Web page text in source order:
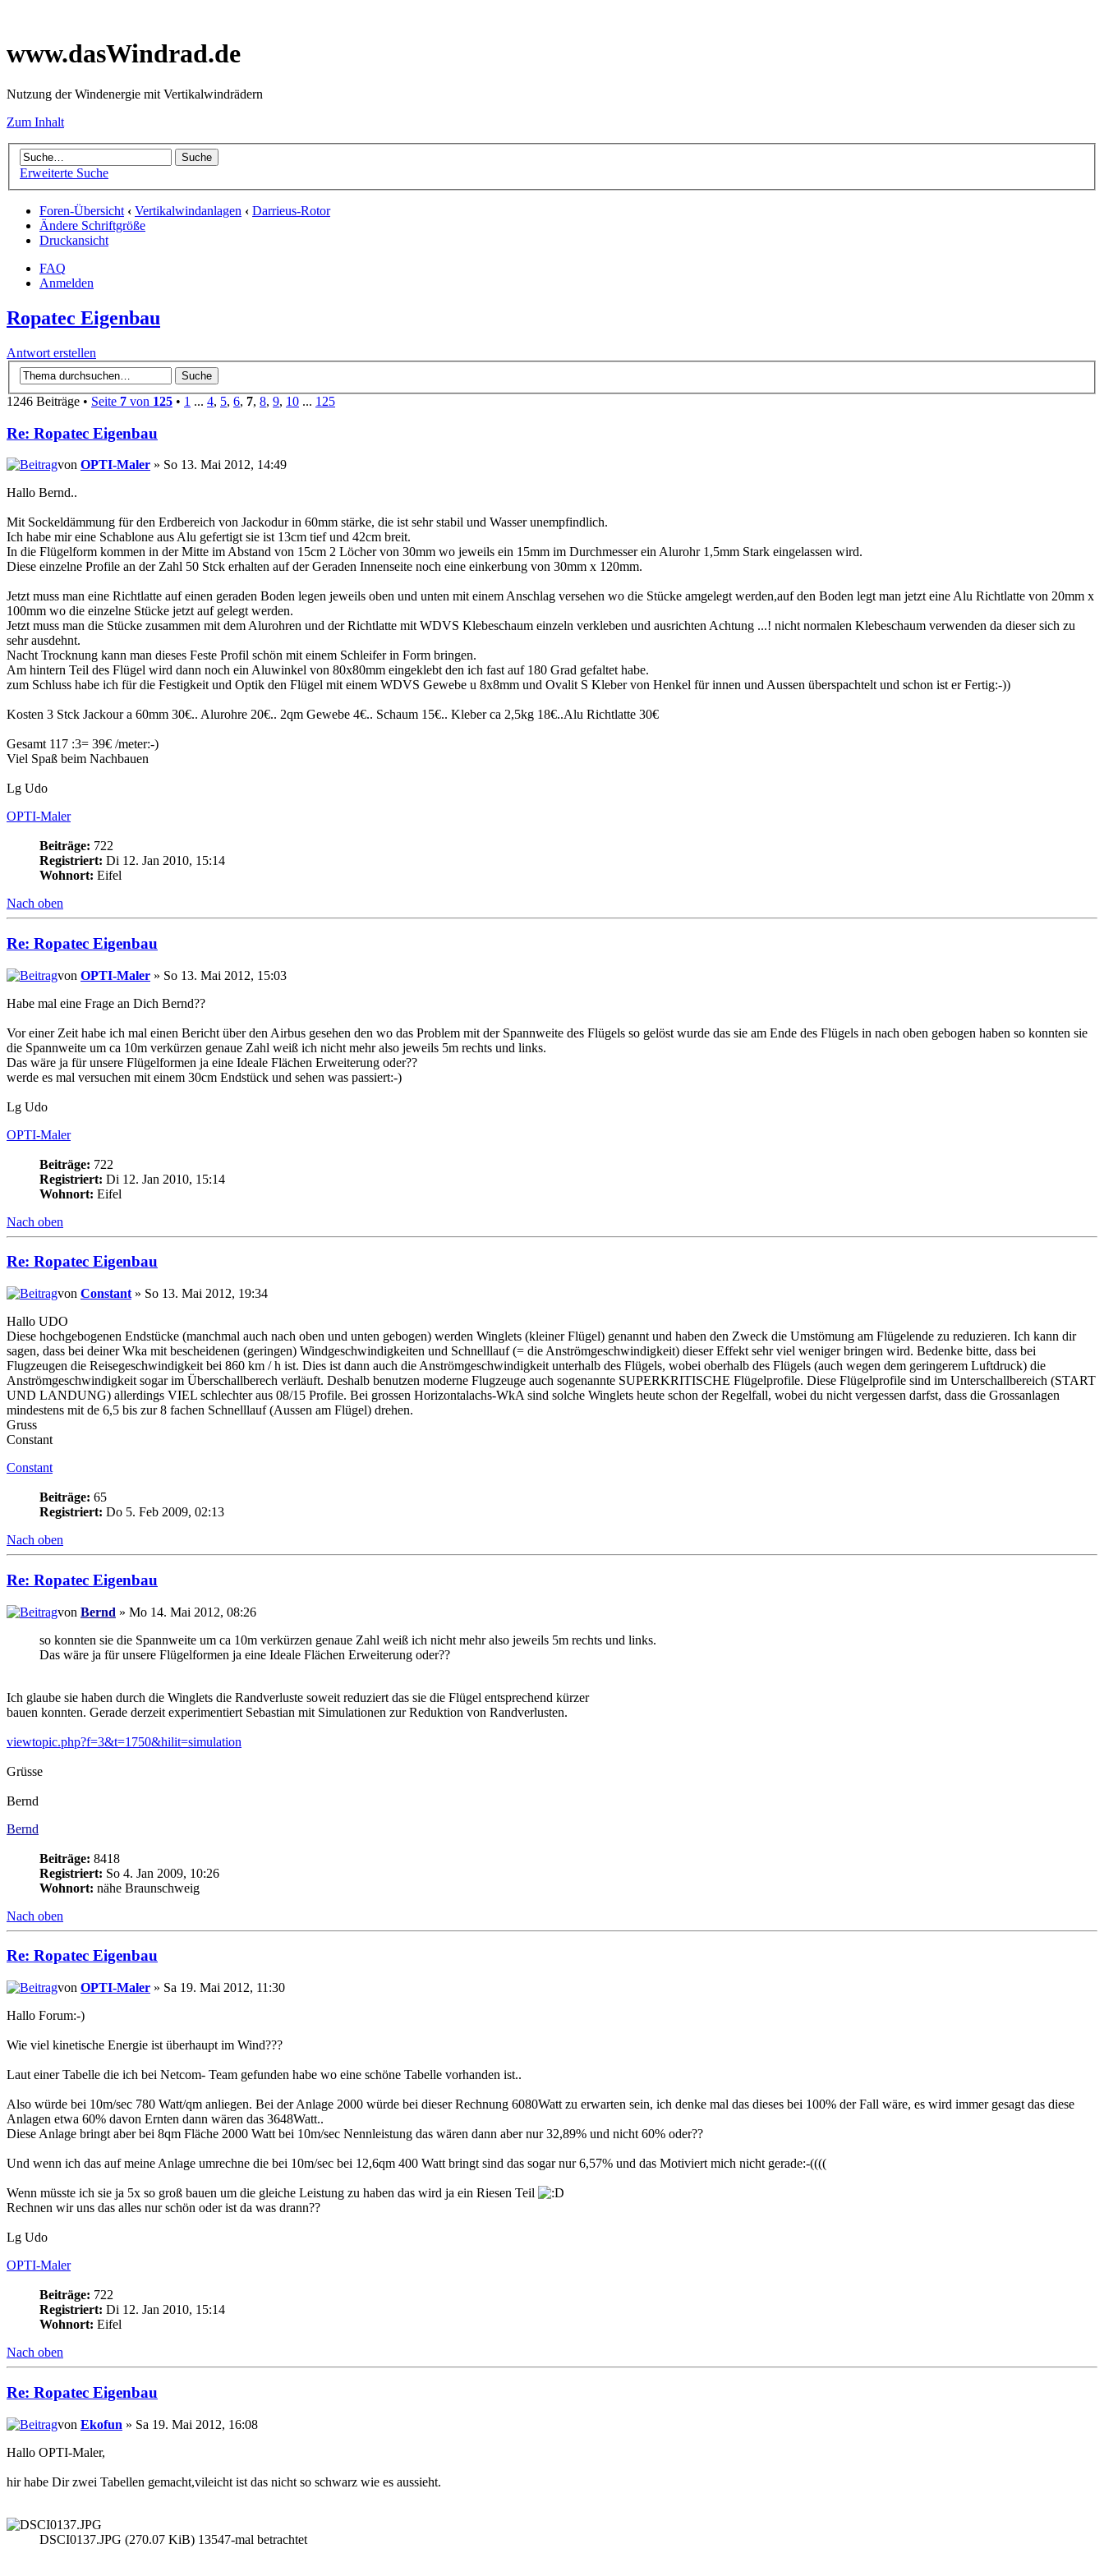
www.dasWindrad.de
Nutzung der Windenergie mit Vertikalwindrädern
Zum Inhalt
Erweiterte Suche
Foren-Übersicht ‹ Vertikalwindanlagen ‹ Darrieus-Rotor
Ändere Schriftgröße
Druckansicht
FAQ
Anmelden
Ropatec Eigenbau
Antwort erstellen
1246 Beiträge • Seite 7 von 125 • 1 ... 4, 5, 6, 7, 8, 9, 10 ... 125
Re: Ropatec Eigenbau
von OPTI-Maler » So 13. Mai 2012, 14:49
Hallo Bernd..
Mit Sockeldämmung für den Erdbereich von Jackodur in 60mm stärke, die ist sehr stabil und Wasser unempfindlich.
Ich habe mir eine Schablone aus Alu gefertigt sie ist 13cm tief und 42cm breit.
In die Flügelform kommen in der Mitte im Abstand von 15cm 2 Löcher von 30mm wo jeweils ein 15mm im Durchmesser ein Alurohr 1,5mm Stark eingelassen wird.
Diese einzelne Profile an der Zahl 50 Stck erhalten auf der Geraden Innenseite noch eine einkerbung von 30mm x 120mm.
Jetzt muss man eine Richtlatte auf einen geraden Boden legen jeweils oben und unten mit einem Anschlag versehen wo die Stücke amgelegt werden,auf den Boden legt man jetzt eine Alu Richtlatte von 20mm x
100mm wo die einzelne Stücke jetzt auf gelegt werden.
Jetzt muss man die Stücke zusammen mit dem Alurohren und der Richtlatte mit WDVS Klebeschaum einzeln verkleben und ausrichten Achtung ...! nicht normalen Klebeschaum verwenden da dieser sich zu
sehr ausdehnt.
Nacht Trocknung kann man dieses Feste Profil schön mit einem Schleifer in Form bringen.
Am hintern Teil des Flügel wird dann noch ein Aluwinkel von 80x80mm eingeklebt den ich fast auf 180 Grad gefaltet habe.
zum Schluss habe ich für die Festigkeit und Optik den Flügel mit einem WDVS Gewebe u 8x8mm und Ovalit S Kleber von Henkel für innen und Aussen überspachtelt und schon ist er Fertig:-))
Kosten 3 Stck Jackour a 60mm 30€.. Alurohre 20€.. 2qm Gewebe 4€.. Schaum 15€.. Kleber ca 2,5kg 18€..Alu Richtlatte 30€
Gesamt 117 :3= 39€ /meter:-)
Viel Spaß beim Nachbauen
Lg Udo
OPTI-Maler
Beiträge: 722
Registriert: Di 12. Jan 2010, 15:14
Wohnort: Eifel
Nach oben
Re: Ropatec Eigenbau
von OPTI-Maler » So 13. Mai 2012, 15:03
Habe mal eine Frage an Dich Bernd??
Vor einer Zeit habe ich mal einen Bericht über den Airbus gesehen den wo das Problem mit der Spannweite des Flügels so gelöst wurde das sie am Ende des Flügels in nach oben gebogen haben so konnten sie
die Spannweite um ca 10m verkürzen genaue Zahl weiß ich nicht mehr also jeweils 5m rechts und links.
Das wäre ja für unsere Flügelformen ja eine Ideale Flächen Erweiterung oder??
werde es mal versuchen mit einem 30cm Endstück und sehen was passiert:-)
Lg Udo
OPTI-Maler
Beiträge: 722
Registriert: Di 12. Jan 2010, 15:14
Wohnort: Eifel
Nach oben
Re: Ropatec Eigenbau
von Constant » So 13. Mai 2012, 19:34
Hallo UDO
Diese hochgebogenen Endstücke (manchmal auch nach oben und unten gebogen) werden Winglets (kleiner Flügel) genannt und haben den Zweck die Umstömung am Flügelende zu reduzieren. Ich kann dir
sagen, dass bei deiner Wka mit bescheidenen (geringen) Windgeschwindigkeiten und Schnelllauf (= die Anströmgeschwindigkeit) dieser Effekt sehr viel weniger bringen wird. Bedenke bitte, dass bei
Flugzeugen die Reisegeschwindigkeit bei 860 km / h ist. Dies ist dann auch die Anströmgeschwindigkeit unterhalb des Flügels, wobei oberhalb des Flügels (auch wegen dem geringerem Luftdruck) die
Anströmgeschwindigkeit sogar im Überschallberech verläuft. Deshalb benutzen moderne Flugzeuge auch sogenannte SUPERKRITISCHE Flügelprofile. Diese Flügelprofile sind im Unterschallbereich (START
UND LANDUNG) allerdings VIEL schlechter aus 08/15 Profile. Bei grossen Horizontalachs-WkA sind solche Winglets heute schon der Regelfall, wobei du nicht vergessen darfst, dass die Grossanlagen
mindestens mit de 6,5 bis zur 8 fachen Schnelllauf (Aussen am Flügel) drehen.
Gruss
Constant
Constant
Beiträge: 65
Registriert: Do 5. Feb 2009, 02:13
Nach oben
Re: Ropatec Eigenbau
von Bernd » Mo 14. Mai 2012, 08:26
so konnten sie die Spannweite um ca 10m verkürzen genaue Zahl weiß ich nicht mehr also jeweils 5m rechts und links.
Das wäre ja für unsere Flügelformen ja eine Ideale Flächen Erweiterung oder??
Ich glaube sie haben durch die Winglets die Randverluste soweit reduziert das sie die Flügel entsprechend kürzer
bauen konnten. Gerade derzeit experimentiert Sebastian mit Simulationen zur Reduktion von Randverlusten.
viewtopic.php?f=3&t=1750&hilit=simulation
Grüsse
Bernd
Bernd
Beiträge: 8418
Registriert: So 4. Jan 2009, 10:26
Wohnort: nähe Braunschweig
Nach oben
Re: Ropatec Eigenbau
von OPTI-Maler » Sa 19. Mai 2012, 11:30
Hallo Forum:-)
Wie viel kinetische Energie ist überhaupt im Wind???
Laut einer Tabelle die ich bei Netcom- Team gefunden habe wo eine schöne Tabelle vorhanden ist..
Also würde bei 10m/sec 780 Watt/qm anliegen. Bei der Anlage 2000 würde bei dieser Rechnung 6080Watt zu erwarten sein, ich denke mal das dieses bei 100% der Fall wäre, es wird immer gesagt das diese
Anlagen etwa 60% davon Ernten dann wären das 3648Watt..
Diese Anlage bringt aber bei 8qm Fläche 2000 Watt bei 10m/sec Nennleistung das wären dann aber nur 32,89% und nicht 60% oder??
Und wenn ich das auf meine Anlage umrechne die bei 10m/sec bei 12,6qm 400 Watt bringt sind das sogar nur 6,57% und das Motiviert mich nicht gerade:-((((
Wenn müsste ich sie ja 5x so groß bauen um die gleiche Leistung zu haben das wird ja ein Riesen Teil
Rechnen wir uns das alles nur schön oder ist da was drann??
Lg Udo
OPTI-Maler
Beiträge: 722
Registriert: Di 12. Jan 2010, 15:14
Wohnort: Eifel
Nach oben
Re: Ropatec Eigenbau
von Ekofun » Sa 19. Mai 2012, 16:08
Hallo OPTI-Maler,
hir habe Dir zwei Tabellen gemacht,vileicht ist das nicht so schwarz wie es aussieht.
DSCI0137.JPG (270.07 KiB) 13547-mal betrachtet